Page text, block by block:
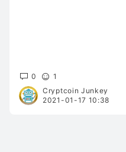
0
1
Cryptcoin Junkey
2021-01-17 10:38